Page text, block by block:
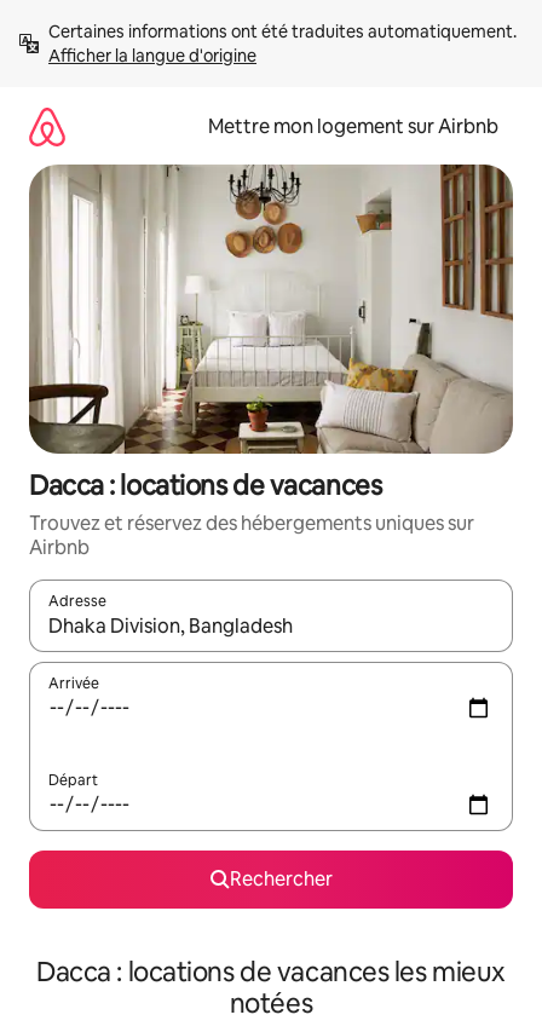
directement
Afficher la langue d'origine
Mettre mon logement sur Airbnb
Dacca : locations de vacances
Trouvez et réservez des hébergements uniques sur
Airbnb
Adresse
Lorsque les résultats s'affichent, utilisez les flèches vers le
Arrivée
Départ
Rechercher
Dacca : locations de vacances les mieux
notées